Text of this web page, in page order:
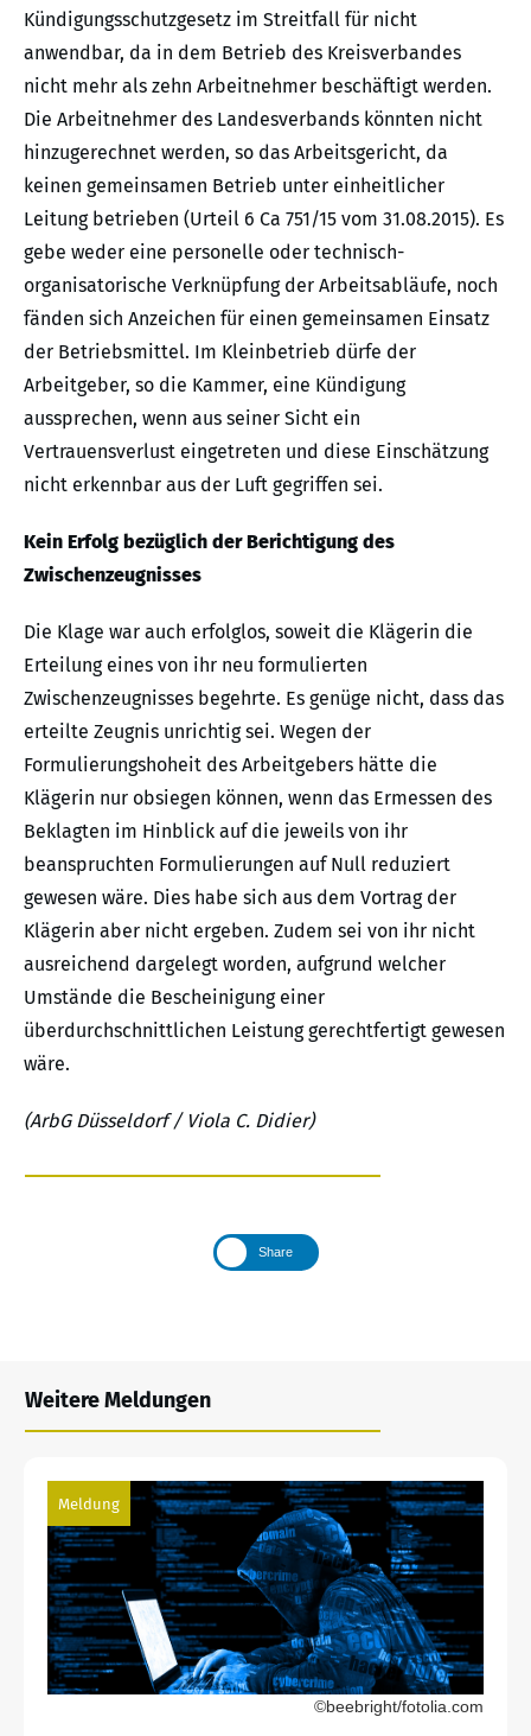
Kündigungsschutzgesetz im Streitfall für nicht
anwendbar, da in dem Betrieb des Kreisverbandes
nicht mehr als zehn Arbeitnehmer beschäftigt werden.
Die Arbeitnehmer des Landesverbands könnten nicht
hinzugerechnet werden, so das Arbeitsgericht, da
keinen gemeinsamen Betrieb unter einheitlicher
Leitung betrieben (Urteil 6 Ca 751/15 vom 31.08.2015). Es
gebe weder eine personelle oder technisch-
organisatorische Verknüpfung der Arbeitsabläufe, noch
fänden sich Anzeichen für einen gemeinsamen Einsatz
der Betriebsmittel. Im Kleinbetrieb dürfe der
Arbeitgeber, so die Kammer, eine Kündigung
aussprechen, wenn aus seiner Sicht ein
Vertrauensverlust eingetreten und diese Einschätzung
nicht erkennbar aus der Luft gegriffen sei.
Kein Erfolg bezüglich der Berichtigung des
Zwischenzeugnisses
Die Klage war auch erfolglos, soweit die Klägerin die
Erteilung eines von ihr neu formulierten
Zwischenzeugnisses begehrte. Es genüge nicht, dass das
erteilte Zeugnis unrichtig sei. Wegen der
Formulierungshoheit des Arbeitgebers hätte die
Klägerin nur obsiegen können, wenn das Ermessen des
Beklagten im Hinblick auf die jeweils von ihr
beanspruchten Formulierungen auf Null reduziert
gewesen wäre. Dies habe sich aus dem Vortrag der
Klägerin aber nicht ergeben. Zudem sei von ihr nicht
ausreichend dargelegt worden, aufgrund welcher
Umstände die Bescheinigung einer
überdurchschnittlichen Leistung gerechtfertigt gewesen
wäre.
(ArbG Düsseldorf / Viola C. Didier)
Share
Weitere Meldungen
Meldung
©beebright/fotolia.com